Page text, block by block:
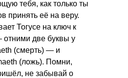
тебя, как только ты
принять её на веру.
Тогусе на ключ к
отними две буквы у
(смерть) — и
(ложь). Помни,
не забывай о